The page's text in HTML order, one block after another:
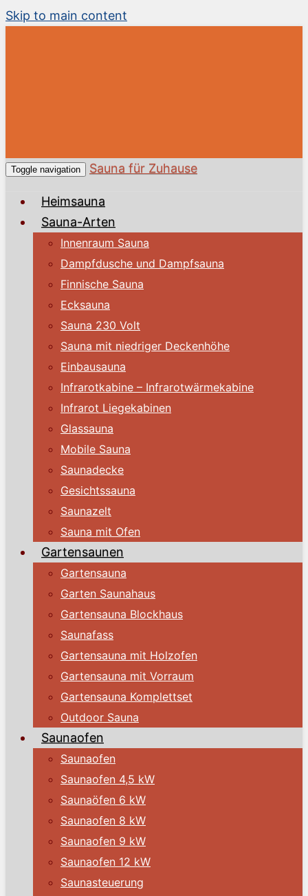
Skip to main content
Toggle navigation Sauna für Zuhause
Heimsauna
Sauna-Arten
Innenraum Sauna
Dampfdusche und Dampfsauna
Finnische Sauna
Ecksauna
Sauna 230 Volt
Sauna mit niedriger Deckenhöhe
Einbausauna
Infrarotkabine – Infrarotwärmekabine
Infrarot Liegekabinen
Glassauna
Mobile Sauna
Saunadecke
Gesichtssauna
Saunazelt
Sauna mit Ofen
Gartensaunen
Gartensauna
Garten Saunahaus
Gartensauna Blockhaus
Saunafass
Gartensauna mit Holzofen
Gartensauna mit Vorraum
Gartensauna Komplettset
Outdoor Sauna
Saunaofen
Saunaofen
Saunaofen 4,5 kW
Saunaöfen 6 kW
Saunaofen 8 kW
Saunaofen 9 kW
Saunaofen 12 kW
Saunasteuerung